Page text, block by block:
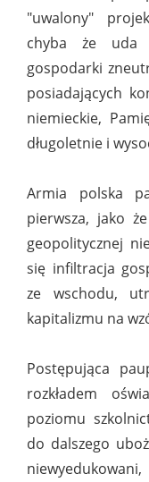
"uwalony"
chyba że uda
gospodarki
posiadających
niemieckie,
długoletnie i
Armia polska
pierwsza, jako
geopolitycznej
się infiltracja
ze wschodu,
kapitalizmu na
Postępująca
rozkładem
poziomu
do dalszego